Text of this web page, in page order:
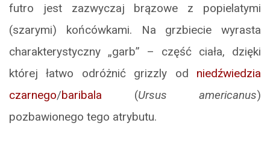
futro jest zazwyczaj brązowe z popielatymi
(szarymi) końcówkami. Na grzbiecie wyrasta
charakterystyczny „garb” – część ciała, dzięki
której łatwo odróżnić grizzly od niedźwiedzia
czarnego/baribala (Ursus americanus)
pozbawionego tego atrybutu.